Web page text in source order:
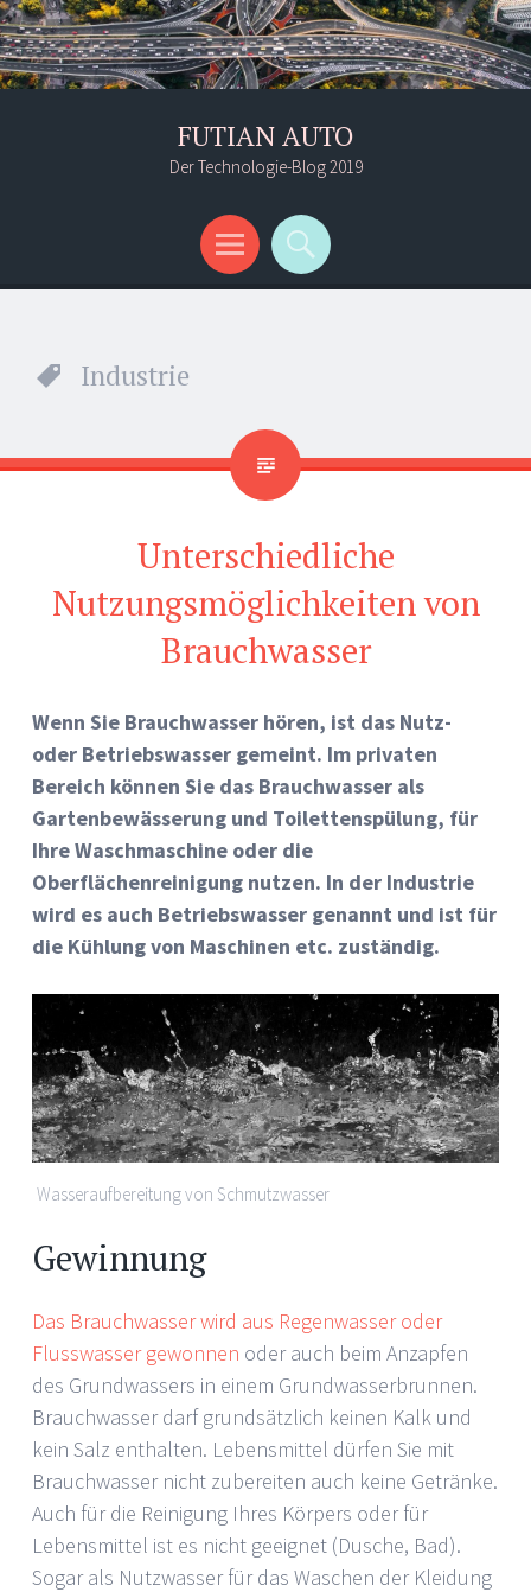
FUTIAN AUTO
Der Technologie-Blog 2019
Menü
Suchen
Industrie
Unterschiedliche
Nutzungsmöglichkeiten von
Brauchwasser
Wenn Sie Brauchwasser hören, ist das Nutz-
oder Betriebswasser gemeint. Im privaten
Bereich können Sie das Brauchwasser als
Gartenbewässerung und Toilettenspülung, für
Ihre Waschmaschine oder die
Oberflächenreinigung nutzen. In der Industrie
wird es auch Betriebswasser genannt und ist für
die Kühlung von Maschinen etc. zuständig.
Wasseraufbereitung von Schmutzwasser
Gewinnung
Das Brauchwasser wird aus Regenwasser oder
Flusswasser gewonnen oder auch beim Anzapfen
des Grundwassers in einem Grundwasserbrunnen.
Brauchwasser darf grundsätzlich keinen Kalk und
kein Salz enthalten. Lebensmittel dürfen Sie mit
Brauchwasser nicht zubereiten auch keine Getränke.
Auch für die Reinigung Ihres Körpers oder für
Lebensmittel ist es nicht geeignet (Dusche, Bad).
Sogar als Nutzwasser für das Waschen der Kleidung